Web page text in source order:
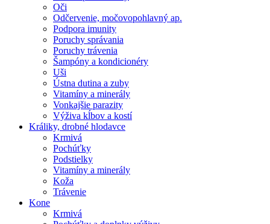
Oči
Odčervenie, močovopohlavný ap.
Podpora imunity
Poruchy správania
Poruchy trávenia
Šampóny a kondicionéry
Uši
Ústna dutina a zuby
Vitamíny a minerály
Vonkajšie parazity
Výživa kĺbov a kostí
Králiky, drobné hlodavce
Krmivá
Pochúťky
Podstielky
Vitamíny a minerály
Koža
Trávenie
Kone
Krmivá